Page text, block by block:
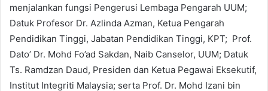
menjalankan fungsi Pengerusi Lembaga Pengarah UUM;
Datuk Profesor Dr. Azlinda Azman, Ketua Pengarah
Pendidikan Tinggi, Jabatan Pendidikan Tinggi, KPT; Prof.
Dato’ Dr. Mohd Fo’ad Sakdan, Naib Canselor, UUM; Datuk
Ts. Ramdzan Daud, Presiden dan Ketua Pegawai Eksekutif,
Institut Integriti Malaysia; serta Prof. Dr. Mohd Izani bin